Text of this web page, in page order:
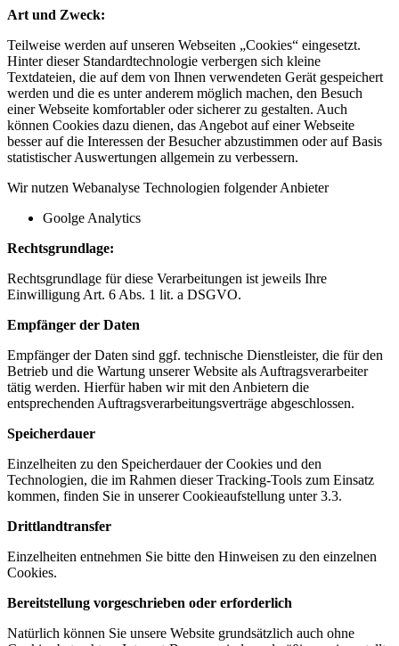
Art und Zweck:
Teilweise werden auf unseren Webseiten „Cookies“ eingesetzt.
Hinter dieser Standardtechnologie verbergen sich kleine
Textdateien, die auf dem von Ihnen verwendeten Gerät gespeichert
werden und die es unter anderem möglich machen, den Besuch
einer Webseite komfortabler oder sicherer zu gestalten. Auch
können Cookies dazu dienen, das Angebot auf einer Webseite
besser auf die Interessen der Besucher abzustimmen oder auf Basis
statistischer Auswertungen allgemein zu verbessern.
Wir nutzen Webanalyse Technologien folgender Anbieter
Goolge Analytics
Rechtsgrundlage:
Rechtsgrundlage für diese Verarbeitungen ist jeweils Ihre
Einwilligung Art. 6 Abs. 1 lit. a DSGVO.
Empfänger der Daten
Empfänger der Daten sind ggf. technische Dienstleister, die für den
Betrieb und die Wartung unserer Website als Auftragsverarbeiter
tätig werden. Hierfür haben wir mit den Anbietern die
entsprechenden Auftragsverarbeitungsverträge abgeschlossen.
Speicherdauer
Einzelheiten zu den Speicherdauer der Cookies und den
Technologien, die im Rahmen dieser Tracking-Tools zum Einsatz
kommen, finden Sie in unserer Cookieaufstellung unter 3.3.
Drittlandtransfer
Einzelheiten entnehmen Sie bitte den Hinweisen zu den einzelnen
Cookies.
Bereitstellung vorgeschrieben oder erforderlich
Natürlich können Sie unsere Website grundsätzlich auch ohne